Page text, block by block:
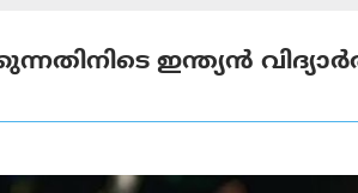
ഇന്ത്യൻ